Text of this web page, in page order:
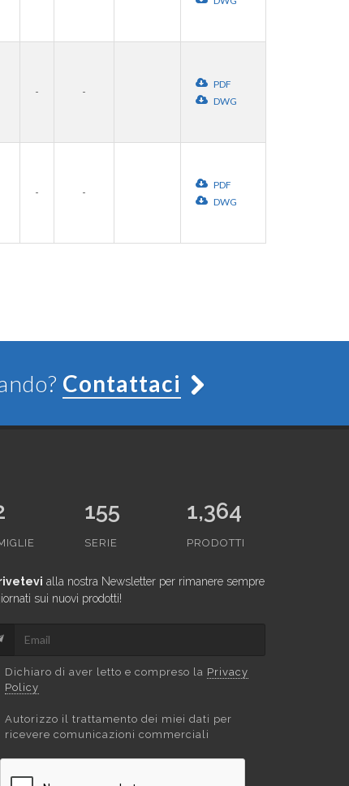
- -
PDF
DWG
- -
PDF
DWG
Contattaci
155
SERIE
1,364
PRODOTTI
alla nostra Newsletter per rimanere sempre
sui nuovi prodotti!
Dichiaro di aver letto e compreso la Privacy
Policy
Autorizzo il trattamento dei miei dati per
ricevere comunicazioni commerciali